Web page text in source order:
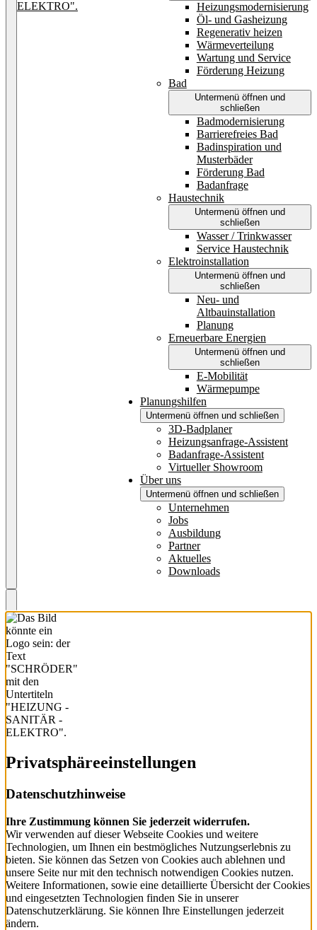
Heizungsmodernisierung
Öl- und Gasheizung
Regenerativ heizen
Wärmeverteilung
Wartung und Service
Förderung Heizung
Bad
Untermenü öffnen und
schließen
Badmodernisierung
Barrierefreies Bad
Badinspiration und
Musterbäder
Förderung Bad
Badanfrage
Haustechnik
Untermenü öffnen und
schließen
Wasser / Trinkwasser
Service Haustechnik
Elektroinstallation
Untermenü öffnen und
schließen
Neu- und
Altbauinstallation
Planung
Erneuerbare Energien
Untermenü öffnen und
schließen
E-Mobilität
Wärmepumpe
Planungshilfen
Untermenü öffnen und schließen
3D-Badplaner
Heizungsanfrage-Assistent
Badanfrage-Assistent
Virtueller Showroom
Über uns
Untermenü öffnen und schließen
Unternehmen
Jobs
Ausbildung
Partner
Aktuelles
Downloads
Privatsphäre­einstellungen
Datenschutzhinweise
Ihre Zustimmung können Sie jederzeit widerrufen.
Wir verwenden auf dieser Webseite Cookies und weitere
Technologien, um Ihnen ein bestmögliches Nutzungserlebnis zu
bieten. Sie können das Setzen von Cookies auch ablehnen und
unsere Seite nur mit den technisch notwendigen Cookies nutzen.
Weitere Informationen, sowie eine detaillierte Übersicht der Cookies
und eingesetzten Technologien finden Sie in unserer
Datenschutzerklärung. Sie können Ihre Einstellungen jederzeit
ändern.